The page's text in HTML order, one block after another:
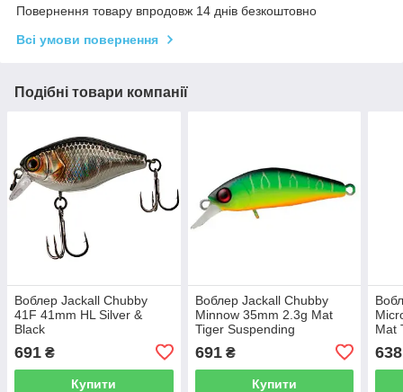
Повернення товару впродовж 14 днів безкоштовно
Всі умови повернення
Подібні товари компанії
Воблер Jackall Chubby
41F 41mm HL Silver &
Black
691 ₴
Купити
Воблер Jackall Chubby
Minnow 35mm 2.3g Mat
Tiger Suspending
691₴
Купити
Mat
638